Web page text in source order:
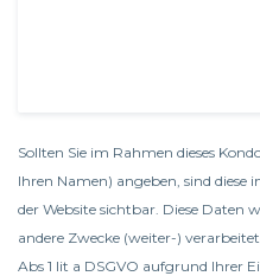
Sollten Sie im Rahmen dieses
Ihren Namen) angeben, sind diese
der Website sichtbar. Diese Daten
andere Zwecke (weiter-)
Abs 1 lit a DSGVO aufgrund Ihrer